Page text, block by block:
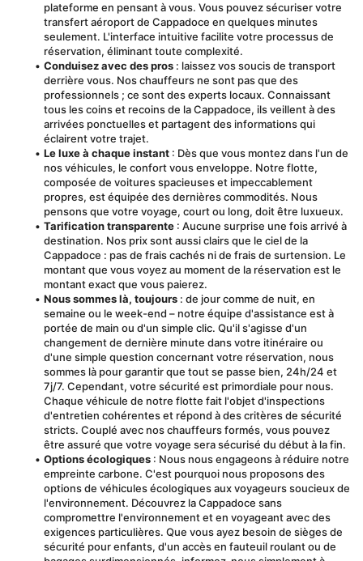
plateforme en pensant à vous. Vous pouvez sécuriser votre
transfert aéroport de Cappadoce en quelques minutes
seulement. L'interface intuitive facilite votre processus de
réservation, éliminant toute complexité.
Conduisez avec des pros : laissez vos soucis de transport
derrière vous. Nos chauffeurs ne sont pas que des
professionnels ; ce sont des experts locaux. Connaissant
tous les coins et recoins de la Cappadoce, ils veillent à des
arrivées ponctuelles et partagent des informations qui
éclairent votre trajet.
Le luxe à chaque instant : Dès que vous montez dans l'un de
nos véhicules, le confort vous enveloppe. Notre flotte,
composée de voitures spacieuses et impeccablement
propres, est équipée des dernières commodités. Nous
pensons que votre voyage, court ou long, doit être luxueux.
Tarification transparente : Aucune surprise une fois arrivé à
destination. Nos prix sont aussi clairs que le ciel de la
Cappadoce : pas de frais cachés ni de frais de surtension. Le
montant que vous voyez au moment de la réservation est le
montant exact que vous paierez.
Nous sommes là, toujours : de jour comme de nuit, en
semaine ou le week-end – notre équipe d'assistance est à
portée de main ou d'un simple clic. Qu'il s'agisse d'un
changement de dernière minute dans votre itinéraire ou
d'une simple question concernant votre réservation, nous
sommes là pour garantir que tout se passe bien, 24h/24 et
7j/7. Cependant, votre sécurité est primordiale pour nous.
Chaque véhicule de notre flotte fait l'objet d'inspections
d'entretien cohérentes et répond à des critères de sécurité
stricts. Couplé avec nos chauffeurs formés, vous pouvez
être assuré que votre voyage sera sécurisé du début à la fin.
Options écologiques : Nous nous engageons à réduire notre
empreinte carbone. C'est pourquoi nous proposons des
options de véhicules écologiques aux voyageurs soucieux de
l'environnement. Découvrez la Cappadoce sans
compromettre l'environnement et en voyageant avec des
exigences particulières. Que vous ayez besoin de sièges de
sécurité pour enfants, d'un accès en fauteuil roulant ou de